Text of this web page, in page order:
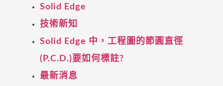
Solid Edge
技術新知
Solid Edge 中，工程圖的節圓直徑
(P.C.D.)要如何標註?
最新消息